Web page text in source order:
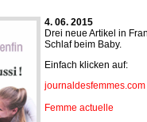
4. 06. 2015
Drei neue Artikel in
Schlaf beim Baby.
Einfach klicken auf:
journaldesfemmes.com
Femme actuelle